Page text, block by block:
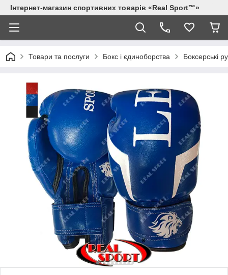
Інтернет-магазин спортивних товарів «Real Sport™»
Товари та послуги Бокс і єдиноборства Боксерські